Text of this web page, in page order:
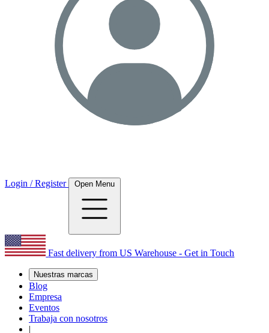
Login / Register Open Menu
Fast delivery from US Warehouse - Get in Touch
Nuestras marcas
Blog
Empresa
Eventos
Trabaja con nosotros
|